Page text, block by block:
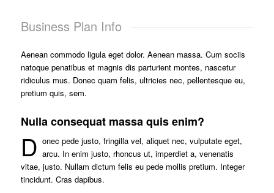
Business Plan Info
Aenean commodo ligula eget dolor. Aenean massa. Cum sociis
natoque penatibus et magnis dis parturient montes, nascetur
ridiculus mus. Donec quam felis, ultricies nec, pellentesque eu,
pretium quis, sem.
Nulla consequat massa quis enim?
D onec pede justo, fringilla vel, aliquet nec, vulputate eget,
arcu. In enim justo, rhoncus ut, imperdiet a, venenatis
vitae, justo. Nullam dictum felis eu pede mollis pretium. Integer
tincidunt. Cras dapibus.